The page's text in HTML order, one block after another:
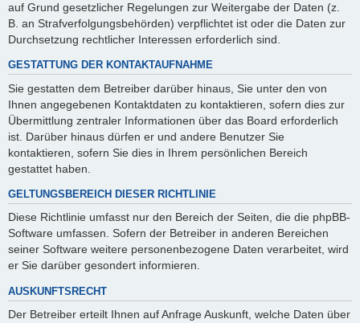
auf Grund gesetzlicher Regelungen zur Weitergabe der Daten (z.
B. an Strafverfolgungsbehörden) verpflichtet ist oder die Daten zur
Durchsetzung rechtlicher Interessen erforderlich sind.
GESTATTUNG DER KONTAKTAUFNAHME
Sie gestatten dem Betreiber darüber hinaus, Sie unter den von
Ihnen angegebenen Kontaktdaten zu kontaktieren, sofern dies zur
Übermittlung zentraler Informationen über das Board erforderlich
ist. Darüber hinaus dürfen er und andere Benutzer Sie
kontaktieren, sofern Sie dies in Ihrem persönlichen Bereich
gestattet haben.
GELTUNGSBEREICH DIESER RICHTLINIE
Diese Richtlinie umfasst nur den Bereich der Seiten, die die phpBB-
Software umfassen. Sofern der Betreiber in anderen Bereichen
seiner Software weitere personenbezogene Daten verarbeitet, wird
er Sie darüber gesondert informieren.
AUSKUNFTSRECHT
Der Betreiber erteilt Ihnen auf Anfrage Auskunft, welche Daten über